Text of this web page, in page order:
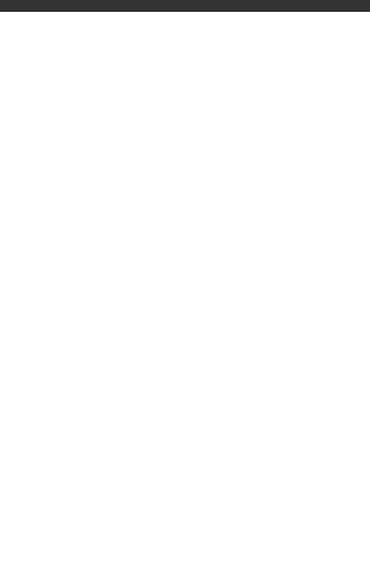
Lundi de 10h à 12h et de